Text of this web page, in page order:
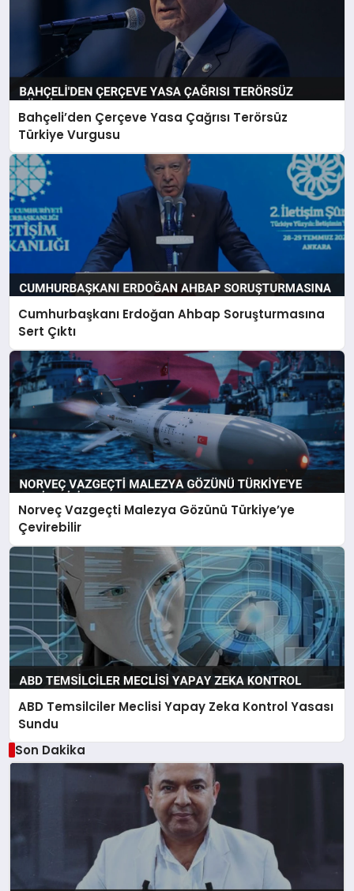
Bahçeli’den Çerçeve Yasa Çağrısı Terörsüz
Türkiye Vurgusu
Cumhurbaşkanı Erdoğan Ahbap Soruşturmasına
Sert Çıktı
Norveç Vazgeçti Malezya Gözünü Türkiye’ye
Çevirebilir
ABD Temsilciler Meclisi Yapay Zeka Kontrol Yasası
Sundu
Son Dakika